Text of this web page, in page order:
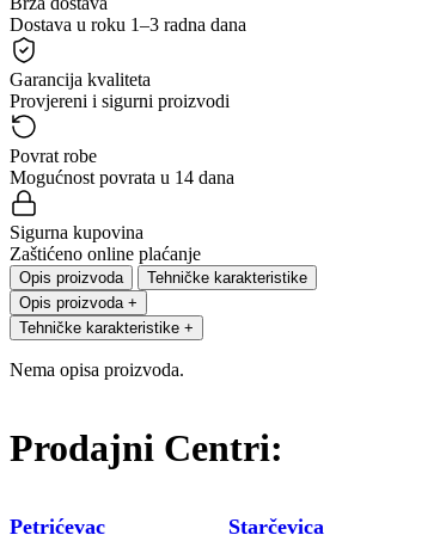
Dostava u roku 1–3 radna dana
Garancija kvaliteta
Provjereni i sigurni proizvodi
Povrat robe
Mogućnost povrata u 14 dana
Sigurna kupovina
Zaštićeno online plaćanje
Opis proizvoda
Tehničke karakteristike
Opis proizvoda +
Tehničke karakteristike +
Nema opisa proizvoda.
Prodajni Centri:
Petrićevac Starčevica